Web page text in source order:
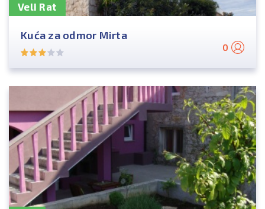
Veli Rat
Kuća za odmor Mirta
0